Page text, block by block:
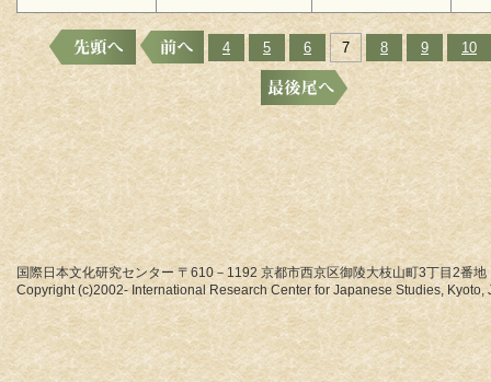
4 5 6 7 8 9 10
国際日本文化研究センター 〒610－1192 京都市西京区御陵大枝山町3丁目2番地
Copyright (c)2002- International Research Center for Japanese Studies, Kyoto,